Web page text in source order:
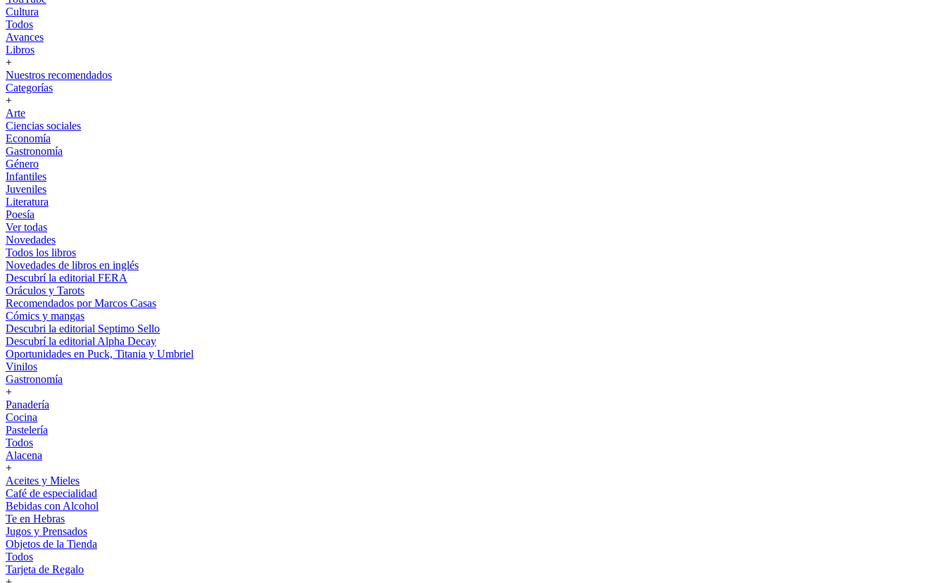
Cultura
Todos
Avances
Libros
+
Nuestros recomendados
Categorías
+
Arte
Ciencias sociales
Economía
Gastronomía
Género
Infantiles
Juveniles
Literatura
Poesía
Ver todas
Novedades
Todos los libros
Novedades de libros en inglés
Descubrí la editorial FERA
Oráculos y Tarots
Recomendados por Marcos Casas
Cómics y mangas
Descubri la editorial Septimo Sello
Descubrí la editorial Alpha Decay
Oportunidades en Puck, Titania y Umbriel
Vinilos
Gastronomía
+
Panadería
Cocina
Pastelería
Todos
Alacena
+
Aceites y Mieles
Café de especialidad
Bebidas con Alcohol
Te en Hebras
Jugos y Prensados
Objetos de la Tienda
Todos
Tarjeta de Regalo